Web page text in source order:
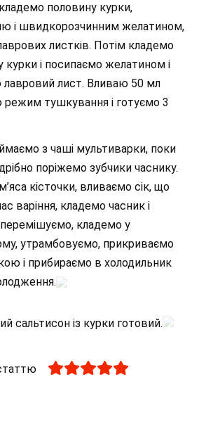
половину курки,
і швидкорозчинним желатином,
листків. Потім кладемо
курки і посипаємо желатином і
лавровий лист. Вливаю 50 мл
тушкування і готуємо 3
з чаші мультиварки, поки
поріжемо зубчики часнику.
кісточки, вливаємо сік, що
варіння, кладемо часник і
кладемо у
утрамбовуємо, прикриваємо
і прибираємо в холодильник
сальтисон із курки готовий.